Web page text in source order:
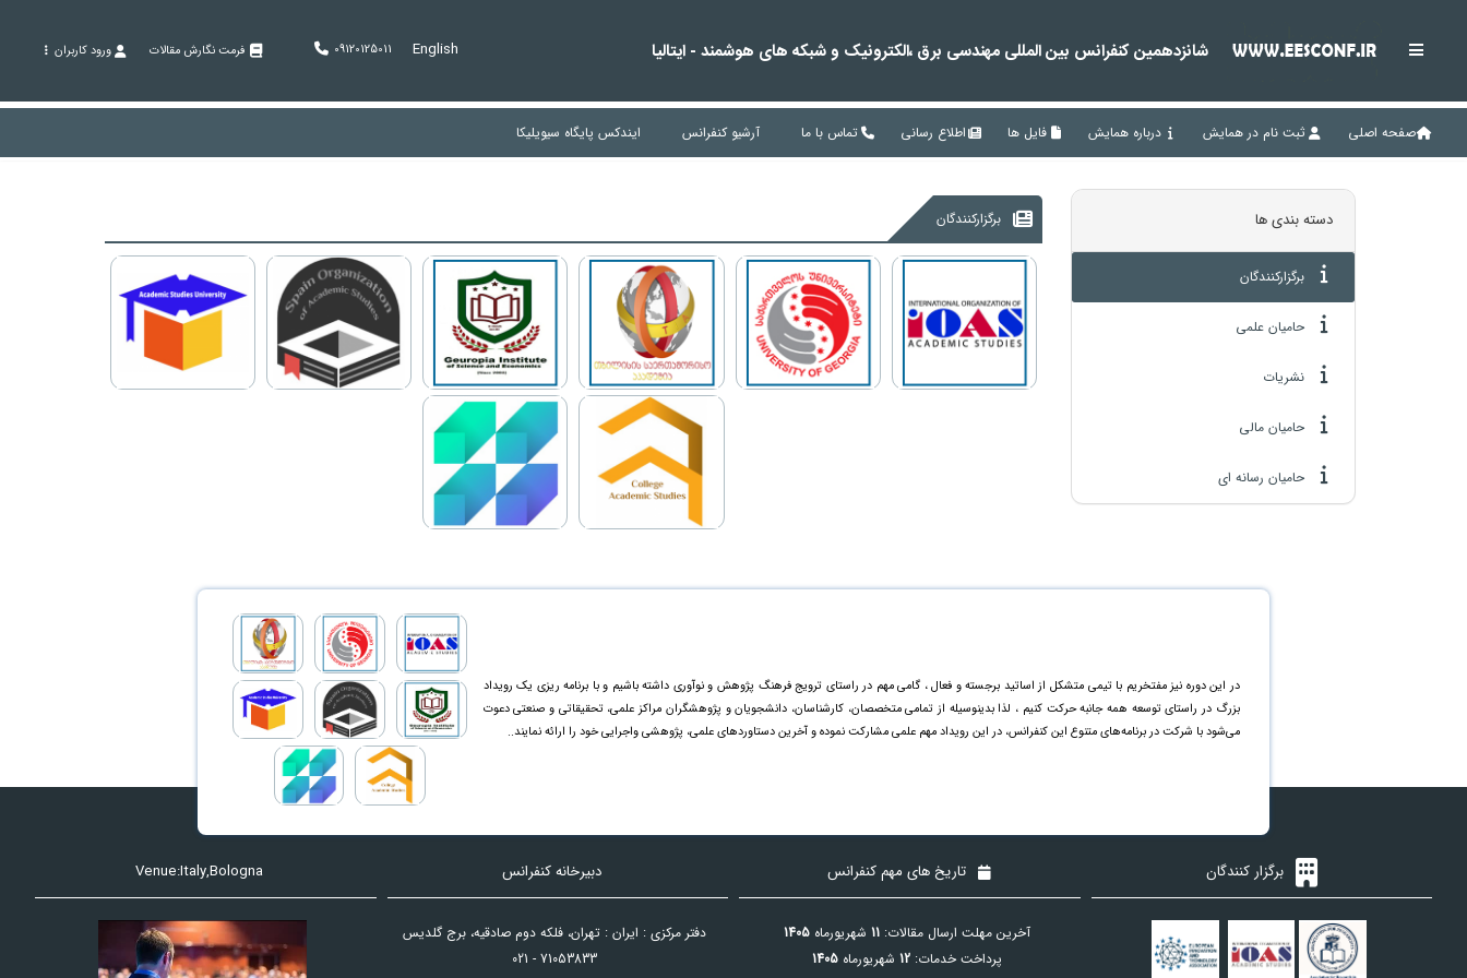
شانزدهمین کنفرانس بین المللی مهندسی برق ،الکترونیک و شبکه های هوشمند - ایتالیا English
09120125011 فرمت نگارش مقالات ورود کاربران
صفحه اصلی ثبت نام در همایش درباره همایش فایل ها اطلاع رسانی تماس با ما آرشیو کنفرانس ایندکس پایگاه سیویلیکا
دسته بندی ها
برگزارکنندگان
حامیان علمی
نشریات
حامیان مالی
حامیان رسانه ای
برگزارکنندگان
در این دوره نیز مفتخریم با تیمی متشکل از اساتید برجسته و فعال ، گامی مهم در راستای ترویج فرهنگ پژوهش و نوآوری داشته باشیم و با برنامه ریزی یک رویداد
بزرگ در راستای توسعه همه جانبه حرکت کنیم ، لذا بدینوسیله از تمامی متخصصان، کارشناسان، دانشجویان و پژوهشگران مراکز علمی، تحقیقاتی و صنعتی دعوت
می‌شود با شرکت در برنامه‌های متنوع این کنفرانس، در این رویداد مهم علمی مشارکت نموده و آخرین دستاورد‌های علمی، پژوهشی واجرایی خود را ارائه نمایند..
برگزار کنندگان تاریخ های مهم کنفرانس
آخرین مهلت ارسال مقالات:11 شهریورماه1405
پرداخت خدمات:12 شهریورماه1405
دبیرخانه کنفرانس
دفتر مرکزی : ایران : تهران، فلکه دوم صادقیه، برج گلدیس
021 - 71053833
Venue:Italy,Bologna